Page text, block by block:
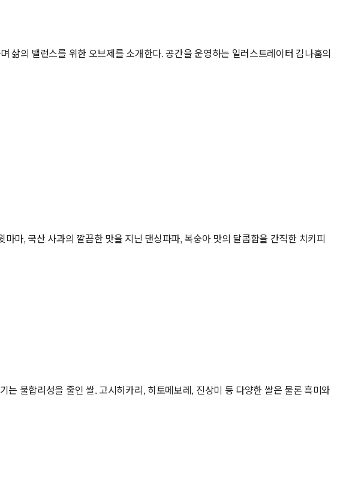
삶의 밸런스를 위한 오브제를 소개한다. 공간을 운영하는 일러스트레이터 김나훔의
마, 국산 사과의 깔끔한 맛을 지닌 댄싱파파, 복숭아 맛의 달콤함을 간직한 치키피
불합리성을 줄인 쌀. 고시히카리, 히토메보레, 진상미 등 다양한 쌀은 물론 흑미와